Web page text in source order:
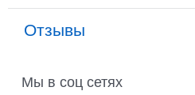
Отзывы
Мы в соц сетях